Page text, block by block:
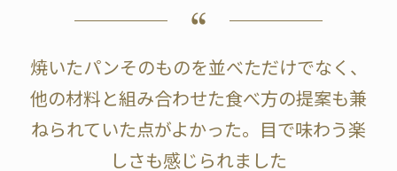
焼いたパンそのものを並べただけでなく、
他の材料と組み合わせた食べ方の提案も兼
ねられていた点がよかった。目で味わう楽
しさも感じられました